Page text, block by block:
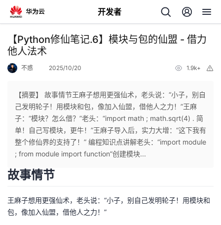
开发者
返
回
个
人
主
我
的
发
【Python修仙笔记.6】模块与包的仙盟 - 借力
他人法术
不惑 2025/10/20 1.9k+
【摘要】 故事情节王麻子想用更强仙术，老头说：“小子，别自
己发明轮子！用模块和包，像加入仙盟，借他人之力！”王麻
子：“模块？怎么借？”老头：“import math ; math.sqrt(4) . 简
单！自己写模块，更牛！”王麻子导入后，实力大增：“这下我有
整个修仙界的支持了！” 编程知识点讲解老头：“import module
; from module import function”创建模块...
故事情节
王麻子想用更强仙术，老头说：“小子，别自己发明轮子！用模块和
包，像加入仙盟，借他人之力！”